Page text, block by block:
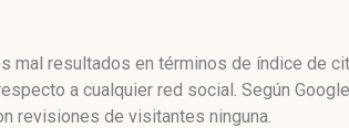
mal resultados en términos de índice de
a cualquier red social. Según
revisiones de visitantes ninguna.